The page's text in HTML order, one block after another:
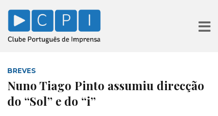
BREVES
Nuno Tiago Pinto assumiu direcção
do “Sol” e do “i”